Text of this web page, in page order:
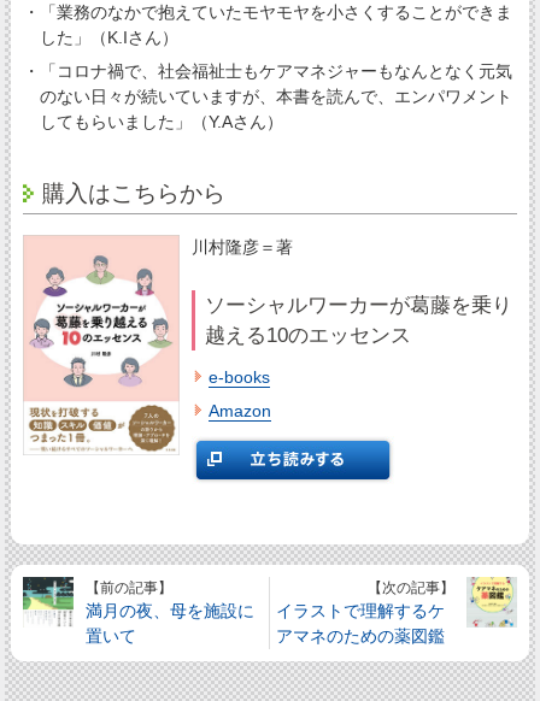
・「業務のなかで抱えていたモヤモヤを小さくすることができま
した」（K.Iさん）
・「コロナ禍で、社会福祉士もケアマネジャーもなんとなく元気
のない日々が続いていますが、本書を読んで、エンパワメント
してもらいました」（Y.Aさん）
購入はこちらから
川村隆彦＝著
ソーシャルワーカーが葛藤を乗り
越える10のエッセンス
e-books
Amazon
【前の記事】
満月の夜、母を施設に
置いて
【次の記事】
イラストで理解するケ
アマネのための薬図鑑